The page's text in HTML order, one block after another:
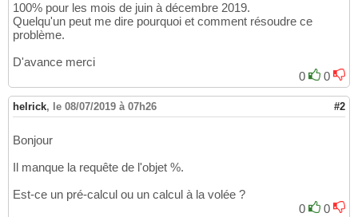
100% pour les mois de juin à décembre 2019.
Quelqu'un peut me dire pourquoi et comment résoudre ce
problème.
D'avance merci
0
0
helrick, le 08/07/2019 à 07h26 #2
Bonjour
Il manque la requête de l'objet %.
Est-ce un pré-calcul ou un calcul à la volée ?
0
0